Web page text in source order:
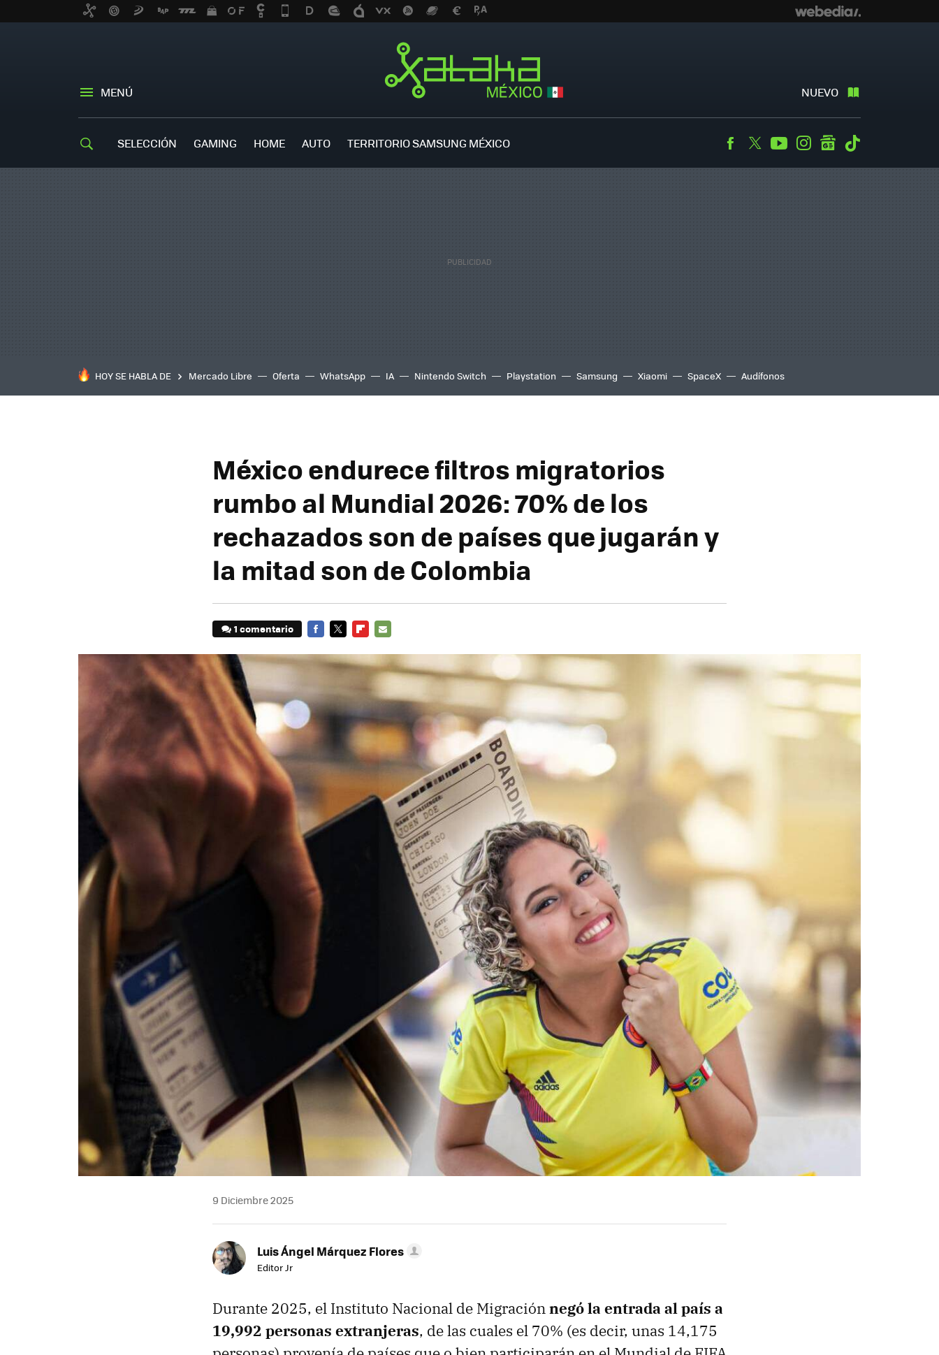
MENÚ NUEVO
SELECCIÓN GAMING HOME AUTO TERRITORIO SAMSUNG MÉXICO Facebook
TwitterYoutubeInstagramgooglenews
HOY SE HABLA DE Mercado Libre Oferta WhatsApp IA Nintendo Switch Playstation Samsung Xiaomi SpaceX Audífonos
México endurece filtros migratorios
rumbo al Mundial 2026: 70% de los
rechazados son de países que jugarán y
la mitad son de Colombia
1 comentario
MAIL
9 Diciembre 2025
Luis Ángel Márquez Flores
Editor Jr
Durante 2025, el Instituto Nacional de Migraciónnegó la entrada al país a
19,992 personas extranjeras, de las cuales el 70% (es decir, unas 14,175